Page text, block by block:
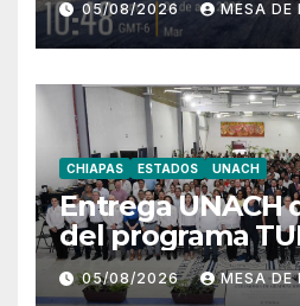
distintos puntos
municipio
05/08/2026 MESA DE
CHIAPAS ESTADOS UNACH
Entrega UNACH
del programa
129 egresados
05/08/2026 MESA DE